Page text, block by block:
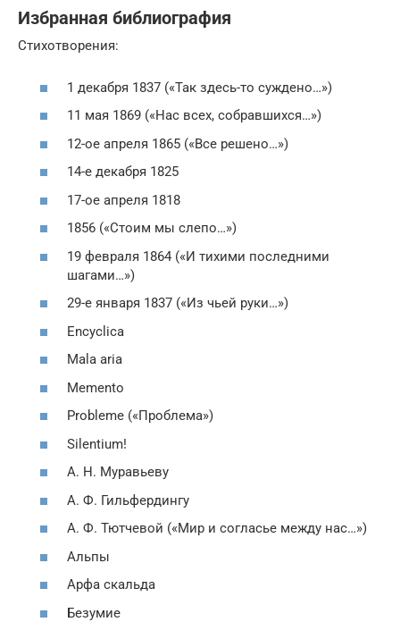
Избранная библиография
Стихотворения:
1 декабря 1837 («Так здесь-то суждено…»)
11 мая 1869 («Нас всех, собравшихся…»)
12-ое апреля 1865 («Все решено…»)
14-е декабря 1825
17-ое апреля 1818
1856 («Стоим мы слепо…»)
19 февраля 1864 («И тихими последними
шагами…»)
29-е января 1837 («Из чьей руки…»)
Encyclica
Mala aria
Memento
Probleme («Проблема»)
Silentium!
А. Н. Муравьеву
А. Ф. Гильфердингу
А. Ф. Тютчевой («Мир и согласье между нас…»)
Альпы
Арфа скальда
Безумие